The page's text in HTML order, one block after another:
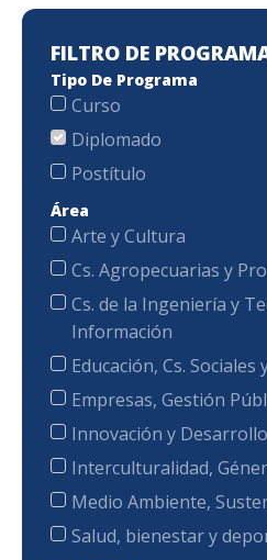
FILTRO DE
Tipo De Programa
Curso
Diplomado
Postítulo
Área
Arte y Cultura
Cs. Agropecuarias y
Cs. de la Ingeniería y
Información
Educación, Cs. Sociales
Empresas, Gestión
Innovación y Desarrollo
Interculturalidad,
Medio Ambiente,
Salud, bienestar y